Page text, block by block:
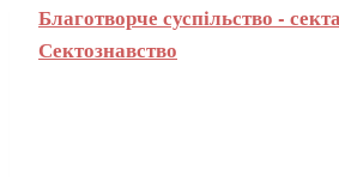
Благотворче суспільство -
Сектознавство